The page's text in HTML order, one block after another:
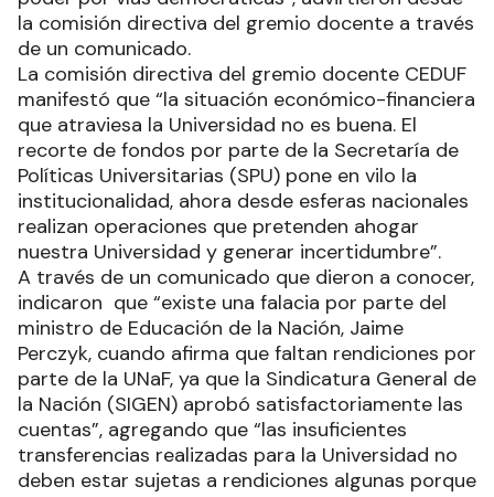
la comisión directiva del gremio docente a través
de un comunicado.
La comisión directiva del gremio docente CEDUF
manifestó que “la situación económico-financiera
que atraviesa la Universidad no es buena. El
recorte de fondos por parte de la Secretaría de
Políticas Universitarias (SPU) pone en vilo la
institucionalidad, ahora desde esferas nacionales
realizan operaciones que pretenden ahogar
nuestra Universidad y generar incertidumbre”.
A través de un comunicado que dieron a conocer,
indicaron que “existe una falacia por parte del
ministro de Educación de la Nación, Jaime
Perczyk, cuando afirma que faltan rendiciones por
parte de la UNaF, ya que la Sindicatura General de
la Nación (SIGEN) aprobó satisfactoriamente las
cuentas”, agregando que “las insuficientes
transferencias realizadas para la Universidad no
deben estar sujetas a rendiciones algunas porque